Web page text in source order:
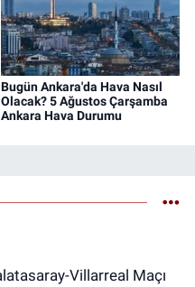
Bugün Ankara'da Hava Nasıl
Olacak? 5 Ağustos Çarşamba
Ankara Hava Durumu